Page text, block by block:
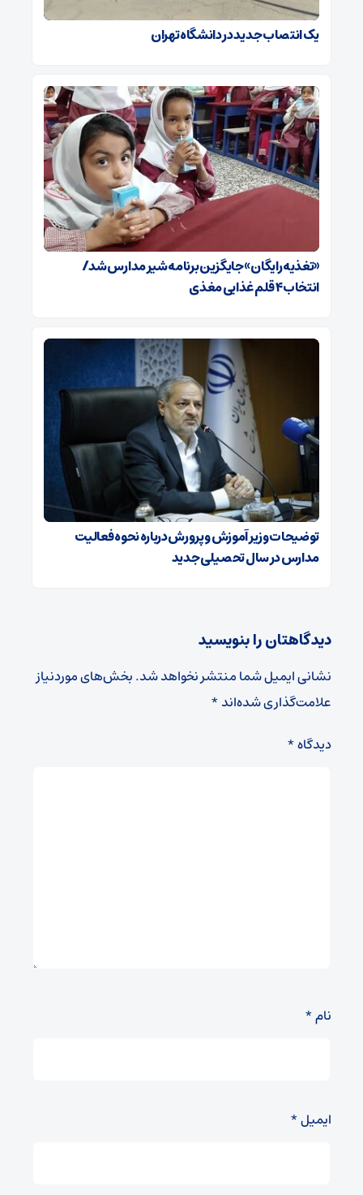
یک انتصاب جدید در دانشگاه تهران
«تغذیه رایگان» جایگزین برنامه شیر مدارس شد/
انتخاب ۴ قلم غذایی مغذی
توضیحات وزیر آموزش و پرورش درباره نحوه فعالیت
مدارس در سال تحصیلی جدید
دیدگاهتان را بنویسید
نشانی ایمیل شما منتشر نخواهد شد.بخش‌های موردنیاز
علامت‌گذاری شده‌اند*
دیدگاه*
نام*
ایمیل*